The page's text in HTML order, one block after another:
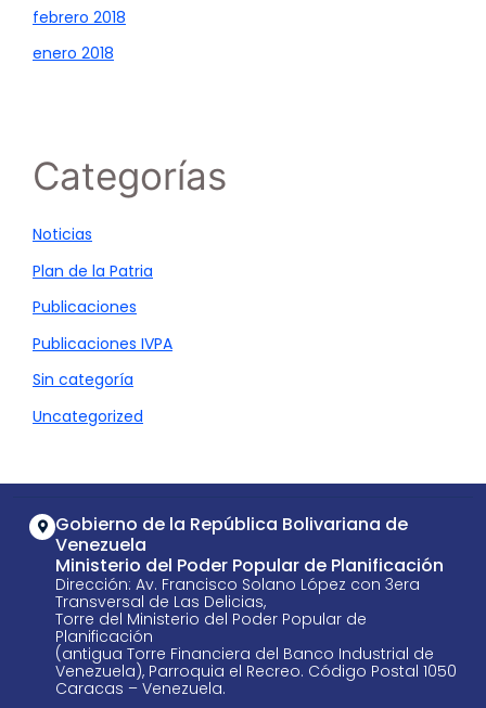
febrero 2018
enero 2018
Categorías
Noticias
Plan de la Patria
Publicaciones
Publicaciones IVPA
Sin categoría
Uncategorized
Gobierno de la República Bolivariana de
Venezuela
Ministerio del Poder Popular de Planificación
Dirección: Av. Francisco Solano López con 3era
Transversal de Las Delicias,
Torre del Ministerio del Poder Popular de
Planificación
(antigua Torre Financiera del Banco Industrial de
Venezuela), Parroquia el Recreo. Código Postal 1050
Caracas – Venezuela.